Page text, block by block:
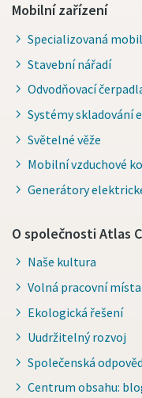
Mobilní zařízení
Specializovaná
Stavební nářadí
Odvodňovací
Systémy skladování
Světelné věže
Mobilní vzduchové
Generátory
O společnosti Atlas
Naše kultura
Volná pracovní
Ekologická řešení
Uudržitelný rozvoj
Společenská
Centrum obsahu: